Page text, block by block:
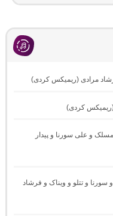
مرادی (ریمیکس کردی)
(ریمیکس کردی)
و علی سورنا و پیدار
و تتلو و ویناک و فرشاد